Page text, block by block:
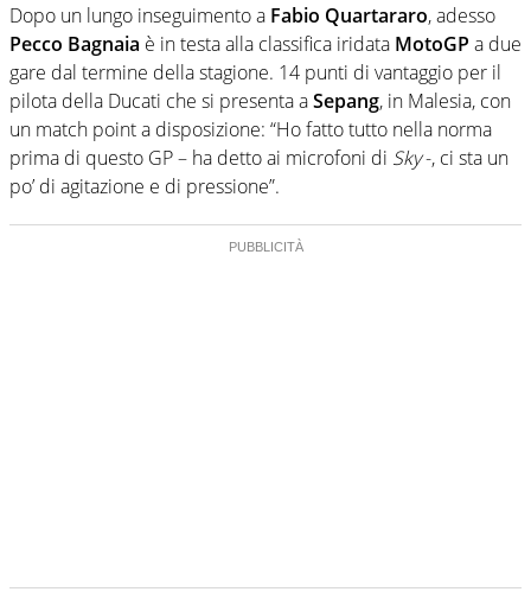
Dopo un lungo inseguimento a Fabio Quartararo, adesso
Pecco Bagnaia è in testa alla classifica iridata MotoGP a due
gare dal termine della stagione. 14 punti di vantaggio per il
pilota della Ducati che si presenta aSepang, in Malesia, con
un match point a disposizione: “Ho fatto tutto nella norma
prima di questo GP – ha detto ai microfoni di Sky-, ci sta un
po’ di agitazione e di pressione”.